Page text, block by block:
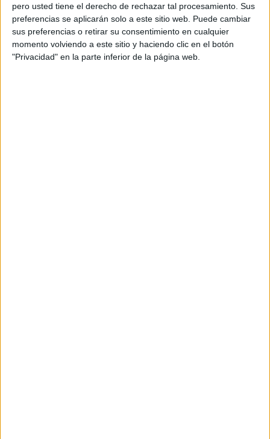
pero usted tiene el derecho de rechazar tal procesamiento. Sus
preferencias se aplicarán solo a este sitio web. Puede cambiar
sus preferencias o retirar su consentimiento en cualquier
momento volviendo a este sitio y haciendo clic en el botón
"Privacidad" en la parte inferior de la página web.
El escrutinio definitivo en Ceuta ha arrojado los siguientes
votos: CSIF, 5; UGT, 4; y, CCOO, 2.
Este sindicato ha obtenido 19 delegados con un total de